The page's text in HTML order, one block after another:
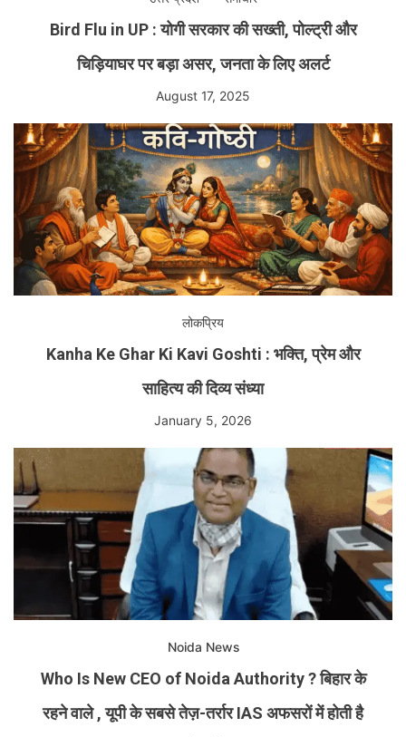
Bird Flu in UP : योगी सरकार की सख्ती, पोल्ट्री और
चिड़ियाघर पर बड़ा असर, जनता के लिए अलर्ट
August 17, 2025
लोकप्रिय
Kanha Ke Ghar Ki Kavi Goshti : भक्ति, प्रेम और
साहित्य की दिव्य संध्या
January 5, 2026
Noida News
Who Is New CEO of Noida Authority ? बिहार के
रहने वाले , यूपी के सबसे तेज़-तर्रार IAS अफसरों में होती है